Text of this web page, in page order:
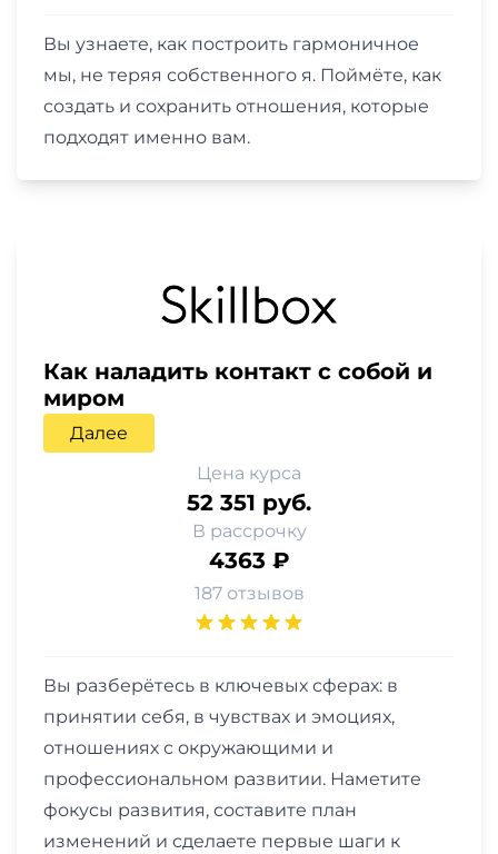
Вы узнаете, как построить гармоничное
мы, не теряя собственного я. Поймёте, как
создать и сохранить отношения, которые
подходят именно вам.
Как наладить контакт с собой и
миром
Далее
Цена курса
52 351 руб.
В рассрочку
4363 ₽
187 отзывов
Вы разберётесь в ключевых сферах: в
принятии себя, в чувствах и эмоциях,
отношениях с окружающими и
профессиональном развитии. Наметите
фокусы развития, составите план
изменений и сделаете первые шаги к